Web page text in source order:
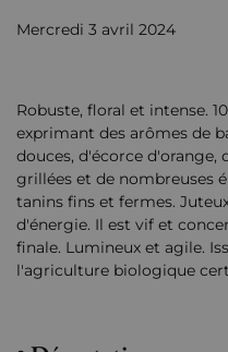
Mercredi 3 avril 2024
Robuste, floral et intense.
exprimant des arômes de
douces, d'écorce d'orange,
grillées et de nombreuses
tanins fins et fermes.
d'énergie. Il est vif et
finale. Lumineux et agile.
l'agriculture biologique